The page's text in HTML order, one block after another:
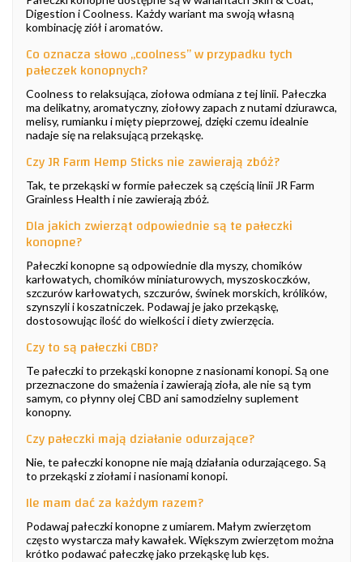
Digestion i Coolness. Każdy wariant ma swoją własną
kombinację ziół i aromatów.
Co oznacza słowo „coolness” w przypadku tych
pałeczek konopnych?
Coolness to relaksująca, ziołowa odmiana z tej linii. Pałeczka
ma delikatny, aromatyczny, ziołowy zapach z nutami dziurawca,
melisy, rumianku i mięty pieprzowej, dzięki czemu idealnie
nadaje się na relaksującą przekąskę.
Czy JR Farm Hemp Sticks nie zawierają zbóż?
Tak, te przekąski w formie pałeczek są częścią linii JR Farm
Grainless Health i nie zawierają zbóż.
Dla jakich zwierząt odpowiednie są te pałeczki
konopne?
Pałeczki konopne są odpowiednie dla myszy, chomików
karłowatych, chomików miniaturowych, myszoskoczków,
szczurów karłowatych, szczurów, świnek morskich, królików,
szynszyli i koszatniczek. Podawaj je jako przekąskę,
dostosowując ilość do wielkości i diety zwierzęcia.
Czy to są pałeczki CBD?
Te pałeczki to przekąski konopne z nasionami konopi. Są one
przeznaczone do smażenia i zawierają zioła, ale nie są tym
samym, co płynny olej CBD ani samodzielny suplement
konopny.
Czy pałeczki mają działanie odurzające?
Nie, te pałeczki konopne nie mają działania odurzającego. Są
to przekąski z ziołami i nasionami konopi.
Ile mam dać za każdym razem?
Podawaj pałeczki konopne z umiarem. Małym zwierzętom
często wystarcza mały kawałek. Większym zwierzętom można
krótko podawać pałeczkę jako przekąskę lub kęs.